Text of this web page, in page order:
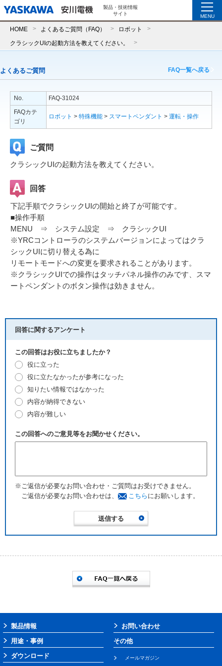
製品・技術情報
サイト
MENU
HOME よくあるご質問（FAQ） ロボット
クラシックUIの起動方法を教えてください。
よくあるご質問 FAQ一覧へ戻る
No.
FAQ-31024
FAQカテ
ゴリ
ロボット > 特殊機能 > スマートペンダント > 運転・操作
ご質問
クラシックUIの起動方法を教えてください。
回答
下記手順でクラシックUIの開始と終了が可能です。
■操作手順
MENU ⇒ システム設定 ⇒ クラシックUI
※YRCコントローラのシステムバージョンによってはクラ
シックUIに切り替える為に
リモートモードへの変更を要求されることがあります。
※クラシックUIでの操作はタッチパネル操作のみです、スマ
ートペンダントのボタン操作は効きません。
回答に関するアンケート
この回答はお役に立ちましたか？
役に立った
役に立たなかったが参考になった
知りたい情報ではなかった
内容が納得できない
内容が難しい
この回答へのご意見等をお聞かせください。
※ご返信が必要なお問い合わせ・ご質問はお受けできません。
ご返信が必要なお問い合わせは、
こちら にお願いします。
製品情報
用途・事例
ダウンロード
お問い合わせ
その他
メールマガジン